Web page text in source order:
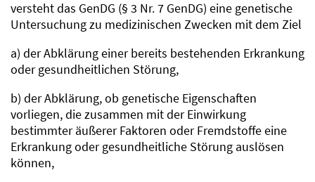
versteht das GenDG (§ 3 Nr. 7 GenDG) eine genetische
Untersuchung zu medizinischen Zwecken mit dem Ziel
a) der Abklärung einer bereits bestehenden Erkrankung
oder gesundheitlichen Störung,
b) der Abklärung, ob genetische Eigenschaften
vorliegen, die zusammen mit der Einwirkung
bestimmter äußerer Faktoren oder Fremdstoffe eine
Erkrankung oder gesundheitliche Störung auslösen
können,